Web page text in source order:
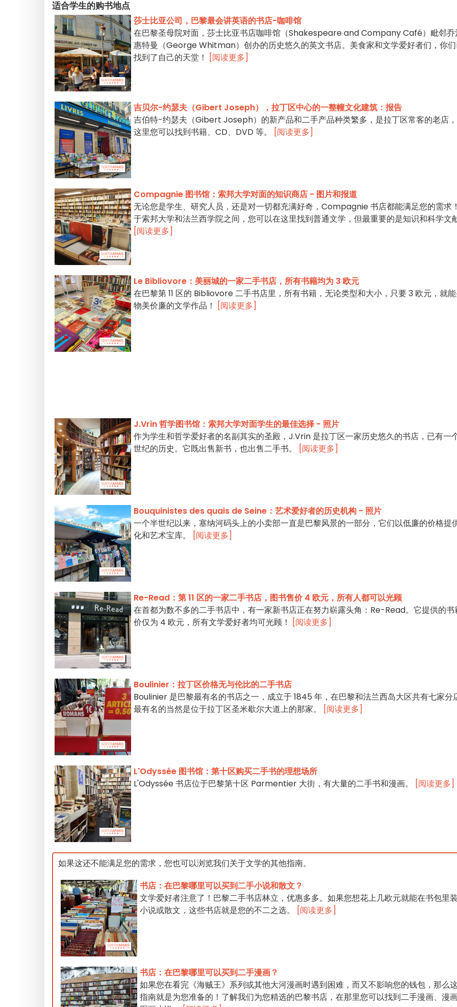
适合学生的购书地点
莎士比亚公司，巴黎最会讲英语的书店-咖啡馆
在巴黎圣母院对面，莎士比亚书店咖啡馆（Shakespeare and Company Café）毗邻
惠特曼（George Whitman）创办的历史悠久的英文书店。美食家和文学爱好者们，你
找到了自己的天堂！
[阅读更多]
吉贝尔-约瑟夫（Gibert Joseph），拉丁区中心的一整幢文化建筑：报告
吉伯特-约瑟夫（Gibert Joseph）的新产品和二手产品种类繁多，是拉丁区常客的老店
这里您可以找到书籍、CD、DVD 等。
[阅读更多]
Compagnie 图书馆：索邦大学对面的知识商店 - 图片和报道
无论您是学生、研究人员，还是对一切都充满好奇，Compagnie 书店都能满足您的需求
于索邦大学和法兰西学院之间，您可以在这里找到普通文学，但最重要的是知识和科学文
[阅读更多]
Le Bibliovore：美丽城的一家二手书店，所有书籍均为 3 欧元
在巴黎第 11 区的 Bibliovore 二手书店里，所有书籍，无论类型和大小，只要 3 欧元，就
物美价廉的文学作品！
[阅读更多]
J.Vrin 哲学图书馆：索邦大学对面学生的最佳选择 - 照片
作为学生和哲学爱好者的名副其实的圣殿，J.Vrin 是拉丁区一家历史悠久的书店，已有一
世纪的历史。它既出售新书，也出售二手书。
[阅读更多]
Bouquinistes des quais de Seine：艺术爱好者的历史机构 - 照片
一个半世纪以来，塞纳河码头上的小卖部一直是巴黎风景的一部分，它们以低廉的价格提
化和艺术宝库。
[阅读更多]
Re-Read：第 11 区的一家二手书店，图书售价 4 欧元，所有人都可以光顾
在首都为数不多的二手书店中，有一家新书店正在努力崭露头角：Re-Read。它提供的书
价仅为 4 欧元，所有文学爱好者均可光顾！
[阅读更多]
Boulinier：拉丁区价格无与伦比的二手书店
Boulinier 是巴黎最有名的书店之一，成立于 1845 年，在巴黎和法兰西岛大区共有七家分
最有名的当然是位于拉丁区圣米歇尔大道上的那家。
[阅读更多]
L'Odyssée 图书馆：第十区购买二手书的理想场所
L'Odyssée 书店位于巴黎第十区 Parmentier 大街，有大量的二手书和漫画。
[阅读更多]
如果这还不能满足您的需求，您也可以浏览我们关于文学的其他指南。
书店：在巴黎哪里可以买到二手小说和散文？
文学爱好者注意了！巴黎二手书店林立，优惠多多。如果您想花上几欧元就能在书包里
小说或散文，这些书店就是您的不二之选。
[阅读更多]
书店：在巴黎哪里可以买到二手漫画？
如果您在看完《海贼王》系列或其他大河漫画时遇到困难，而又不影响您的钱包，那么
指南就是为您准备的！了解我们为您精选的巴黎书店，在那里您可以找到二手漫画、漫